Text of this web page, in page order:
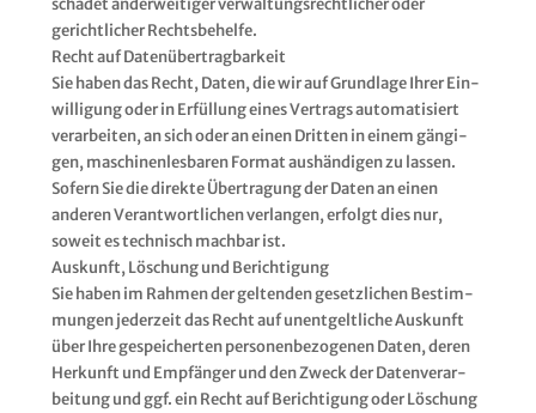
gericht­li­cher Rechts­be­hel­fe.
Recht auf Daten­über­trag­bar­keit
Sie haben das Recht, Daten, die wir auf Grund­la­ge Ihrer Ein­
wil­li­gung oder in Erfül­lung eines Ver­trags auto­ma­ti­siert
ver­ar­bei­ten, an sich oder an einen Drit­ten in einem gän­gi­
gen, maschi­nen­les­ba­ren For­mat aus­hän­di­gen zu las­sen.
Sofern Sie die direk­te Über­tra­gung der Daten an einen
ande­ren Ver­ant­wort­li­chen ver­lan­gen, erfolgt dies nur,
soweit es tech­nisch mach­bar ist.
Aus­kunft, Löschung und Berich­ti­gung
Sie haben im Rah­men der gel­ten­den gesetz­li­chen Bestim­
mun­gen jeder­zeit das Recht auf unent­gelt­li­che Aus­kunft
über Ihre gespei­cher­ten per­so­nen­be­zo­ge­nen Daten, deren
Her­kunft und Emp­fän­ger und den Zweck der Daten­ver­ar­
bei­tung und ggf. ein Recht auf Berich­ti­gung oder Löschung